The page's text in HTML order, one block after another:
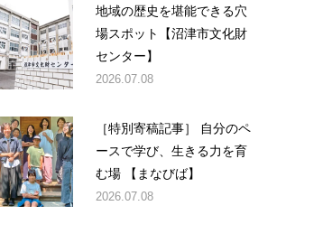
地域の歴史を堪能できる穴
場スポット【沼津市文化財
センター】
2026.07.08
［特別寄稿記事］ 自分のペ
ースで学び、生きる力を育
む場 【まなびば】
2026.07.08